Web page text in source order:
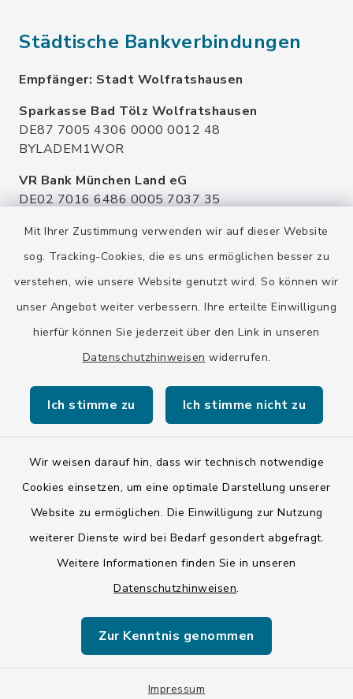
Mit Ihrer Zustimmung verwenden wir auf dieser Website
sog. Tracking-Cookies, die es uns ermöglichen besser zu
verstehen, wie unsere Website genutzt wird. So können wir
unser Angebot weiter verbessern. Ihre erteilte Einwilligung
hierfür können Sie jederzeit über den Link in unseren
Datenschutzhinweisen widerrufen.
Ich stimme zu Ich stimme nicht zu
Wir weisen darauf hin, dass wir technisch notwendige
Cookies einsetzen, um eine optimale Darstellung unserer
Website zu ermöglichen. Die Einwilligung zur Nutzung
weiterer Dienste wird bei Bedarf gesondert abgefragt.
Weitere Informationen finden Sie in unseren
Datenschutzhinweisen.
Zur Kenntnis genommen
Impressum
Städtische Bankverbindungen
Empfänger: Stadt Wolfratshausen
Sparkasse Bad Tölz Wolfratshausen
DE87 7005 4306 0000 0012 48
BYLADEM1WOR
VR Bank München Land eG
DE02 7016 6486 0005 7037 35
Raiffeisenbank Isar Loisachtal eG
DE92 7016 9543 0001 0005 00
GENODEF1HHS
HypoVereinsbank
DE20 7002 0270 3630 1010 09
HYVEDEMMXXX
Kontakt
Datenschutz
Sitemap